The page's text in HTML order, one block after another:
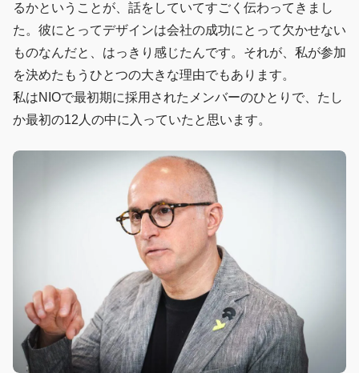
るかということが、話をしていてすごく伝わってきまし
た。彼にとってデザインは会社の成功にとって欠かせない
ものなんだと、はっきり感じたんです。それが、私が参加
を決めたもうひとつの大きな理由でもあります。
私はNIOで最初期に採用されたメンバーのひとりで、たし
か最初の12人の中に入っていたと思います。